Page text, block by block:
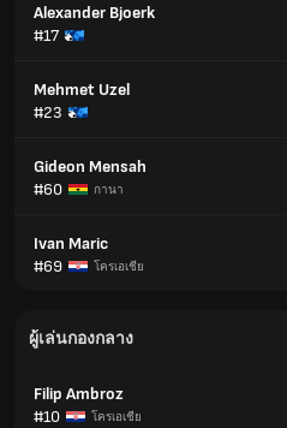
Alexander Bjoerk
#17
Mehmet Uzel
#23
Gideon Mensah
#60
กานา
Ivan Maric
#69
โครเอเชีย
ผู้เล่นกองกลาง
Filip Ambroz
#10
โครเอเชีย